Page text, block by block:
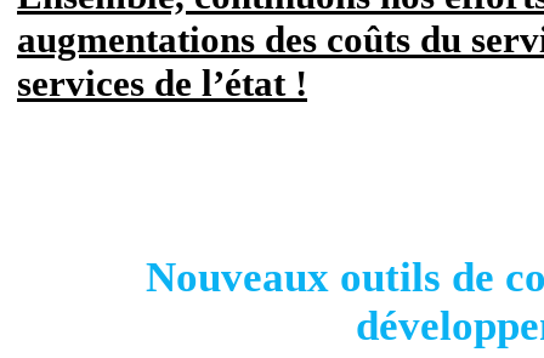
augmentations des coûts du
services de l’état !
Nouveaux outils de